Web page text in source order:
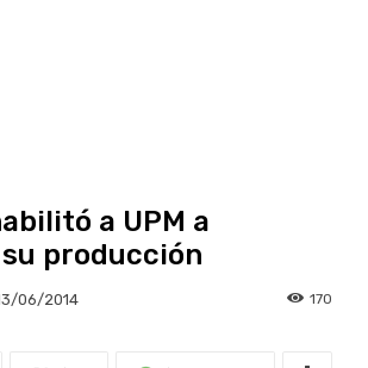
a UPM a
producción
06/2014 170